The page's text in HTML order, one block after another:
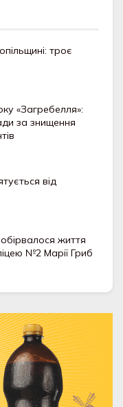
троє
«Загребелля»:
за знищення
від
життя
№2 Марії Гриб